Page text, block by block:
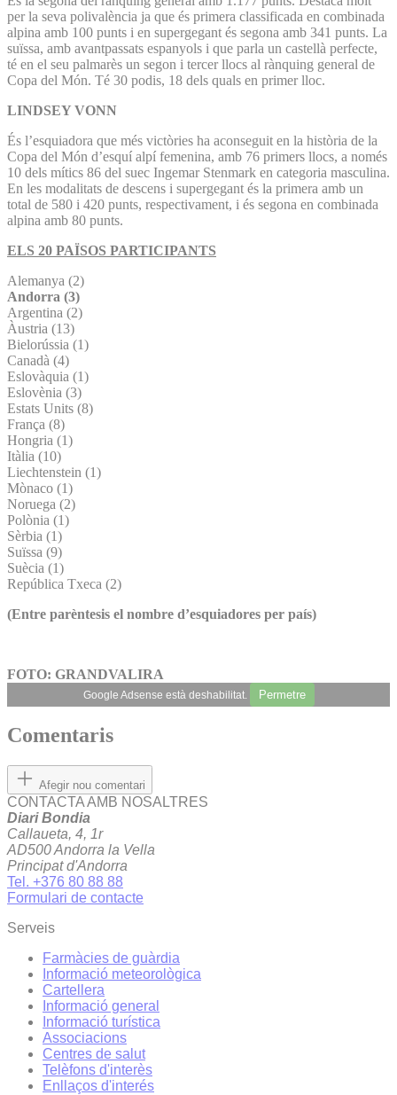
per la seva polivalència ja que és primera classificada en combinada
alpina amb 100 punts i en supergegant és segona amb 341 punts. La
suïssa, amb avantpassats espanyols i que parla un castellà perfecte,
té en el seu palmarès un segon i tercer llocs al rànquing general de
Copa del Món. Té 30 podis, 18 dels quals en primer lloc.
LINDSEY VONN
És l’esquiadora que més victòries ha aconseguit en la història de la
Copa del Món d’esquí alpí femenina, amb 76 primers llocs, a només
10 dels mítics 86 del suec Ingemar Stenmark en categoria masculina.
En les modalitats de descens i supergegant és la primera amb un
total de 580 i 420 punts, respectivament, i és segona en combinada
alpina amb 80 punts.
ELS 20 PAÏSOS PARTICIPANTS
Alemanya (2)
Andorra (3)
Argentina (2)
Àustria (13)
Bielorússia (1)
Canadà (4)
Eslovàquia (1)
Eslovènia (3)
Estats Units (8)
França (8)
Hongria (1)
Itàlia (10)
Liechtenstein (1)
Mònaco (1)
Noruega (2)
Polònia (1)
Sèrbia (1)
Suïssa (9)
Suècia (1)
República Txeca (2)
(Entre parèntesis el nombre d’esquiadores per país)
FOTO: GRANDVALIRA
Google Adsense està deshabilitat. Permetre
Comentaris
Afegir nou comentari
CONTACTA AMB NOSALTRES
Diari Bondia
Callaueta, 4, 1r
AD500 Andorra la Vella
Principat d'Andorra
Tel. +376 80 88 88
Formulari de contacte
Serveis
Farmàcies de guàrdia
Informació meteorològica
Cartellera
Informació general
Informació turística
Associacions
Centres de salut
Telèfons d'interès
Enllaços d'interés